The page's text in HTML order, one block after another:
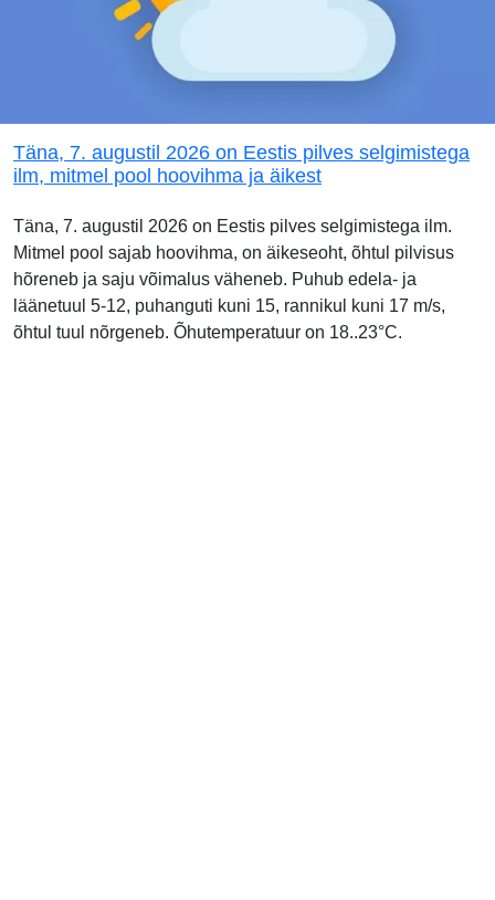
Täna, 7. augustil 2026 on Eestis pilves selgimistega
ilm, mitmel pool hoovihma ja äikest
Täna, 7. augustil 2026 on Eestis pilves selgimistega ilm.
Mitmel pool sajab hoovihma, on äikeseoht, õhtul pilvisus
hõreneb ja saju võimalus väheneb. Puhub edela- ja
läänetuul 5-12, puhanguti kuni 15, rannikul kuni 17 m/s,
õhtul tuul nõrgeneb. Õhutemperatuur on 18..23°C.